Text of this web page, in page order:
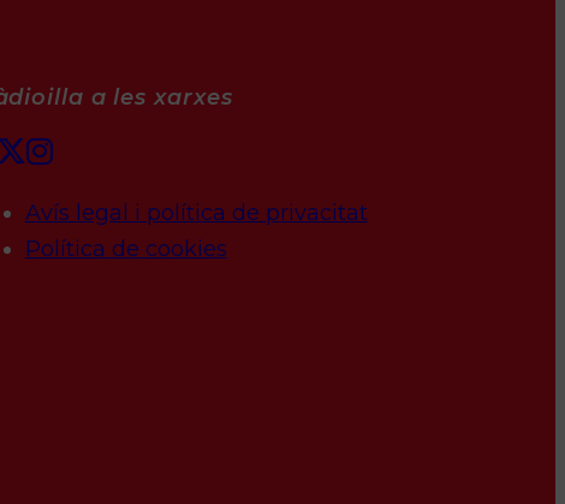
a les xarxes
Avís legal i política de privacitat
Política de cookies